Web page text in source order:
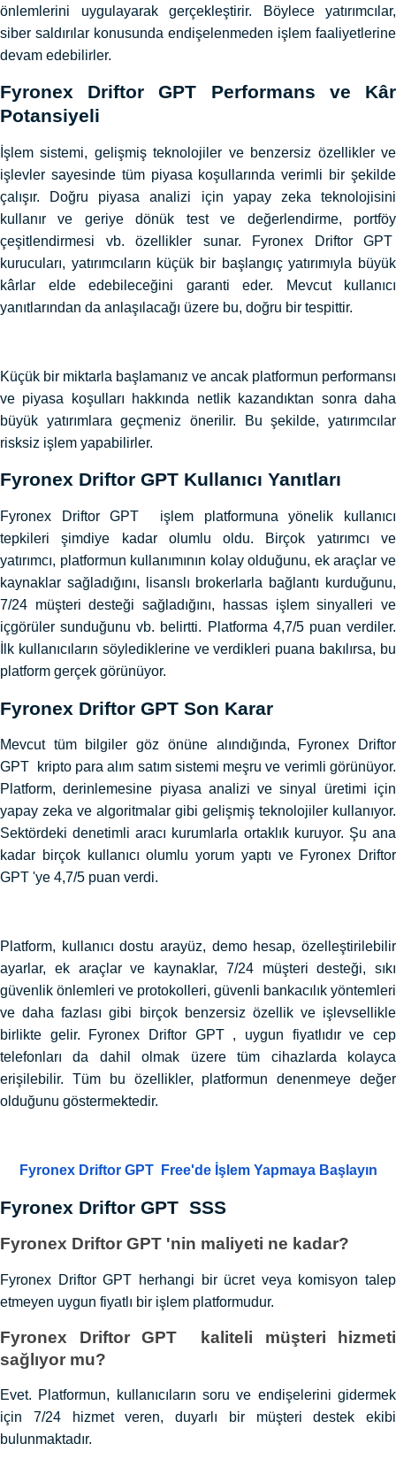
önlemlerini uygulayarak gerçekleştirir. Böylece yatırımcılar,
siber saldırılar konusunda endişelenmeden işlem faaliyetlerine
devam edebilirler.
Fyronex Driftor GPT Performans ve Kâr
Potansiyeli
İşlem sistemi, gelişmiş teknolojiler ve benzersiz özellikler ve
işlevler sayesinde tüm piyasa koşullarında verimli bir şekilde
çalışır. Doğru piyasa analizi için yapay zeka teknolojisini
kullanır ve geriye dönük test ve değerlendirme, portföy
çeşitlendirmesi vb. özellikler sunar. Fyronex Driftor GPT
kurucuları, yatırımcıların küçük bir başlangıç ​​yatırımıyla büyük
kârlar elde edebileceğini garanti eder. Mevcut kullanıcı
yanıtlarından da anlaşılacağı üzere bu, doğru bir tespittir.
Küçük bir miktarla başlamanız ve ancak platformun performansı
ve piyasa koşulları hakkında netlik kazandıktan sonra daha
büyük yatırımlara geçmeniz önerilir. Bu şekilde, yatırımcılar
risksiz işlem yapabilirler.
Fyronex Driftor GPT Kullanıcı Yanıtları
Fyronex Driftor GPT işlem platformuna yönelik kullanıcı
tepkileri şimdiye kadar olumlu oldu. Birçok yatırımcı ve
yatırımcı, platformun kullanımının kolay olduğunu, ek araçlar ve
kaynaklar sağladığını, lisanslı brokerlarla bağlantı kurduğunu,
7/24 müşteri desteği sağladığını, hassas işlem sinyalleri ve
içgörüler sunduğunu vb. belirtti. Platforma 4,7/5 puan verdiler.
İlk kullanıcıların söylediklerine ve verdikleri puana bakılırsa, bu
platform gerçek görünüyor.
Fyronex Driftor GPT Son Karar
Mevcut tüm bilgiler göz önüne alındığında, Fyronex Driftor
GPT kripto para alım satım sistemi meşru ve verimli görünüyor.
Platform, derinlemesine piyasa analizi ve sinyal üretimi için
yapay zeka ve algoritmalar gibi gelişmiş teknolojiler kullanıyor.
Sektördeki denetimli aracı kurumlarla ortaklık kuruyor. Şu ana
kadar birçok kullanıcı olumlu yorum yaptı ve Fyronex Driftor
GPT 'ye 4,7/5 puan verdi.
Platform, kullanıcı dostu arayüz, demo hesap, özelleştirilebilir
ayarlar, ek araçlar ve kaynaklar, 7/24 müşteri desteği, sıkı
güvenlik önlemleri ve protokolleri, güvenli bankacılık yöntemleri
ve daha fazlası gibi birçok benzersiz özellik ve işlevsellikle
birlikte gelir. Fyronex Driftor GPT , uygun fiyatlıdır ve cep
telefonları da dahil olmak üzere tüm cihazlarda kolayca
erişilebilir. Tüm bu özellikler, platformun denenmeye değer
olduğunu göstermektedir.
Fyronex Driftor GPT Free'de İşlem Yapmaya Başlayın
Fyronex Driftor GPT SSS
Fyronex Driftor GPT 'nin maliyeti ne kadar?
Fyronex Driftor GPT herhangi bir ücret veya komisyon talep
etmeyen uygun fiyatlı bir işlem platformudur.
Fyronex Driftor GPT kaliteli müşteri hizmeti
sağlıyor mu?
Evet. Platformun, kullanıcıların soru ve endişelerini gidermek
için 7/24 hizmet veren, duyarlı bir müşteri destek ekibi
bulunmaktadır.